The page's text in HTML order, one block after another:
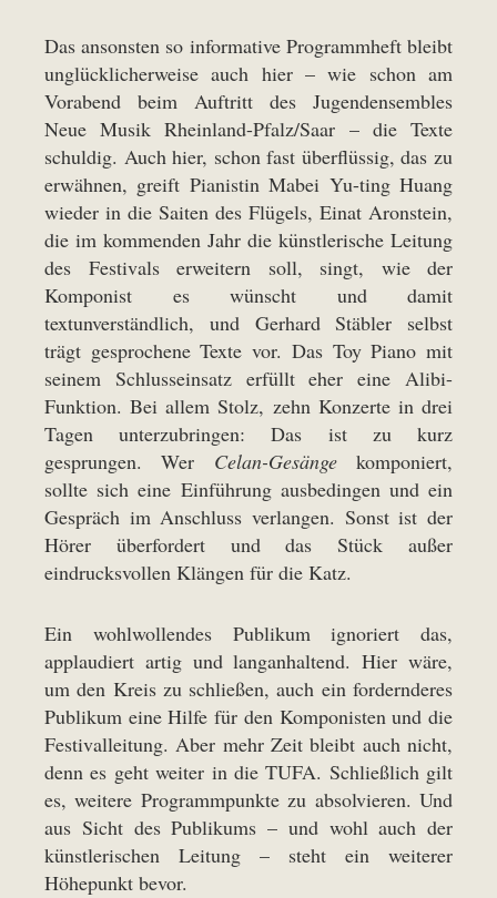
Das ansonsten so informative Programmheft bleibt
unglücklicherweise auch hier – wie schon am
Vorabend beim Auftritt des Jugendensembles
Neue Musik Rheinland-Pfalz/Saar – die Texte
schuldig. Auch hier, schon fast überflüssig, das zu
erwähnen, greift Pianistin Mabei Yu-ting Huang
wieder in die Saiten des Flügels, Einat Aronstein,
die im kommenden Jahr die künstlerische Leitung
des Festivals erweitern soll, singt, wie der
Komponist es wünscht und damit
textunverständlich, und Gerhard Stäbler selbst
trägt gesprochene Texte vor. Das Toy Piano mit
seinem Schlusseinsatz erfüllt eher eine Alibi-
Funktion. Bei allem Stolz, zehn Konzerte in drei
Tagen unterzubringen: Das ist zu kurz
gesprungen. Wer Celan-Gesängekomponiert,
sollte sich eine Einführung ausbedingen und ein
Gespräch im Anschluss verlangen. Sonst ist der
Hörer überfordert und das Stück außer
eindrucksvollen Klängen für die Katz.
Ein wohlwollendes Publikum ignoriert das,
applaudiert artig und langanhaltend. Hier wäre,
um den Kreis zu schließen, auch ein fordernderes
Publikum eine Hilfe für den Komponisten und die
Festivalleitung. Aber mehr Zeit bleibt auch nicht,
denn es geht weiter in die TUFA. Schließlich gilt
es, weitere Programmpunkte zu absolvieren. Und
aus Sicht des Publikums – und wohl auch der
künstlerischen Leitung – steht ein weiterer
Höhepunkt bevor.